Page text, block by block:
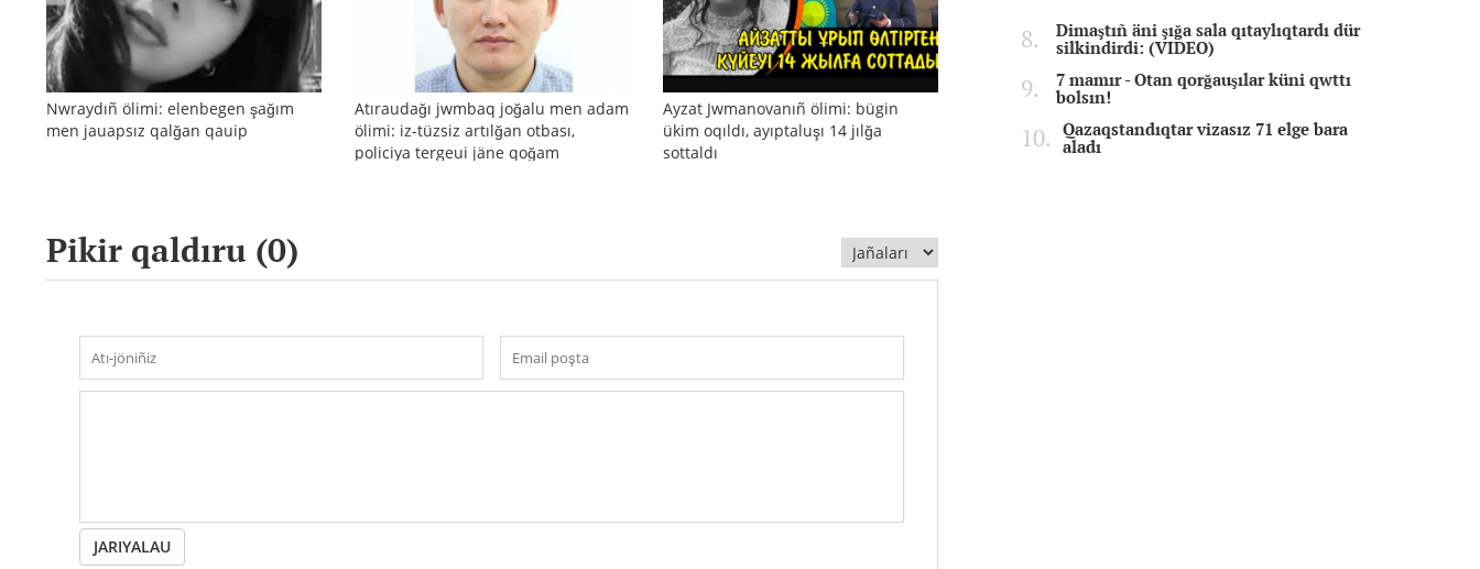
Nwraydıñ ölimi: elenbegen şağım
men jauapsız qalğan qauip
Atıraudağı jwmbaq joğalu men adam
ölimi: iz-tüzsiz artılğan otbası,
policiya tergeui jäne qoğam
Ayzat Jwmanovanıñ ölimi: bügin
ükim oqıldı, ayıptaluşı 14 jılğa
sottaldı
Pikir qaldıru (0)
JARIYALAU
Dimaştıñ äni şığa sala qıtaylıqtardı dür
silkindirdi: (VIDEO)
7 mamır - Otan qorğauşılar küni qwttı
bolsın!
Qazaqstandıqtar vizasız 71 elge bara
aladı